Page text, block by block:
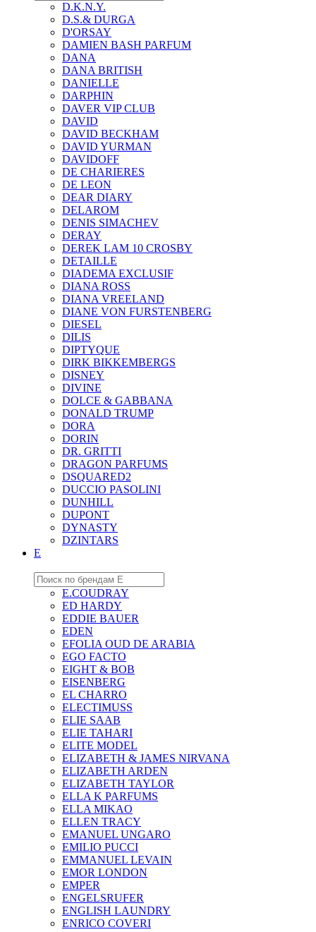
D.K.N.Y.
D.S.& DURGA
D'ORSAY
DAMIEN BASH PARFUM
DANA
DANA BRITISH
DANIELLE
DARPHIN
DAVER VIP CLUB
DAVID
DAVID BECKHAM
DAVID YURMAN
DAVIDOFF
DE CHARIERES
DE LEON
DEAR DIARY
DELAROM
DENIS SIMACHEV
DERAY
DEREK LAM 10 CROSBY
DETAILLE
DIADEMA EXCLUSIF
DIANA ROSS
DIANA VREELAND
DIANE VON FURSTENBERG
DIESEL
DILIS
DIPTYQUE
DIRK BIKKEMBERGS
DISNEY
DIVINE
DOLCE & GABBANA
DONALD TRUMP
DORA
DORIN
DR. GRITTI
DRAGON PARFUMS
DSQUARED2
DUCCIO PASOLINI
DUNHILL
DUPONT
DYNASTY
DZINTARS
E
E.COUDRAY
ED HARDY
EDDIE BAUER
EDEN
EFOLIA OUD DE ARABIA
EGO FACTO
EIGHT & BOB
EISENBERG
EL CHARRO
ELECTIMUSS
ELIE SAAB
ELIE TAHARI
ELITE MODEL
ELIZABETH & JAMES NIRVANA
ELIZABETH ARDEN
ELIZABETH TAYLOR
ELLA K PARFUMS
ELLA MIKAO
ELLEN TRACY
EMANUEL UNGARO
EMILIO PUCCI
EMMANUEL LEVAIN
EMOR LONDON
EMPER
ENGELSRUFER
ENGLISH LAUNDRY
ENRICO COVERI